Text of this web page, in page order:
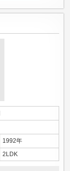
1992年
2LDK